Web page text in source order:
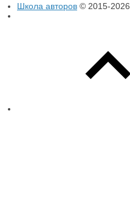
Школа авторов © 2015-2026